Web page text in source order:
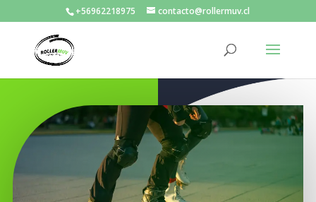
+56962218975 contacto@rollermuv.cl